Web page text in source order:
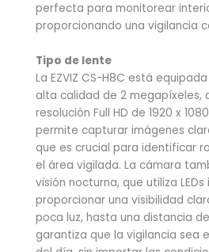
perfecta para monitorear
proporcionando una vigilancia
Tipo de lente
La EZVIZ CS-H8C está
alta calidad de 2 megapíxeles,
resolución Full HD de 1920 x
permite capturar imágenes
que es crucial para identificar
el área vigilada. La cámara
visión nocturna, que utiliza
proporcionar una visibilidad
poca luz, hasta una distancia
garantiza que la vigilancia sea